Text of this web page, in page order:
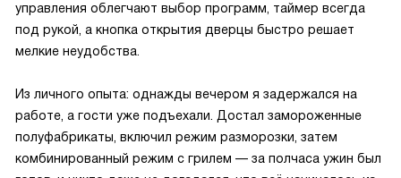
управления облегчают выбор программ, таймер всегда
под рукой, а кнопка открытия дверцы быстро решает
мелкие неудобства.
Из личного опыта: однажды вечером я задержался на
работе, а гости уже подъехали. Достал замороженные
полуфабрикаты, включил режим разморозки, затем
комбинированный режим с грилем — за полчаса ужин был